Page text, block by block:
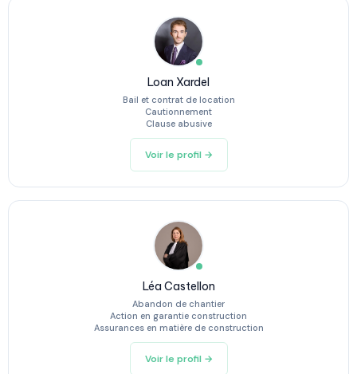
Loan Xardel
Bail et contrat de location
Cautionnement
Clause abusive
Voir le profil →
Léa Castellon
Abandon de chantier
Action en garantie construction
Assurances en matière de construction
Voir le profil →